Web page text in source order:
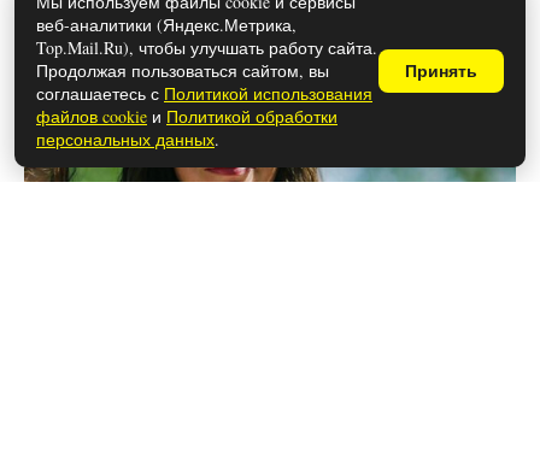
веб-аналитики (Яндекс.Метрика,
Top.Mail.Ru), чтобы улучшать работу сайта.
Продолжая пользоваться сайтом, вы
соглашаетесь с Политикой использования
файлов cookie и Политикой обработки
персональных данных.
Принять